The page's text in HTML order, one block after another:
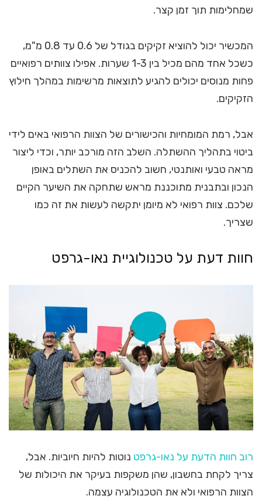
שמחלימות תוך זמן קצר.
המכשיר יכול להוציא זקיקים בגודל של 0.6 עד 0.8 מ"מ,
כשכל אחד מהם מכיל בין 1-3 שערות. אפילו צוותים רפואיים
פחות מנוסים יכולים להגיע לתוצאות מרשימות במהלך חילוץ
הזקיקים.
אבל, רמת המומחיות והכישורים של הצוות הרפואי באים לידי
ביטוי בתהליך ההשתלה. השלב הזה מורכב יותר, וכדי ליצור
מראה טבעי ואותנטי, חשוב להכניס את השתלים באופן
הנכון ובתבנית מתוכננת מראש שתחקה את השיער הקיים
שלכם. צוות רפואי לא מיומן יתקשה לעשות את זה כמו
שצריך.
חוות דעת על טכנולוגיית נאו-גרפט
רוב חוות הדעת על נאו-גרפט נוטות להיות חיוביות. אבל,
צריך לקחת בחשבון, שהן משקפות בעיקר את היכולות של
הצוות הרפואי ולא את הטכנולוגיה עצמה.